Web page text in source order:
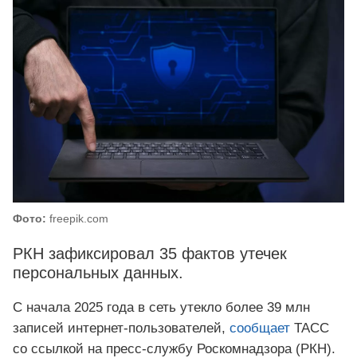
Фото: freepik.com
РКН зафиксировал 35 фактов утечек
персональных данных.
С начала 2025 года в сеть утекло более 39 млн
записей интернет-пользователей, сообщает ТАСС
со ссылкой на пресс-службу Роскомнадзора (РКН).